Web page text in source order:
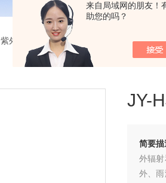
来自局域网的朋友！
助您的吗？
紫外老化试验箱> JY-HJ-1101紫外老化试
JY-
简要描
外辐
外、